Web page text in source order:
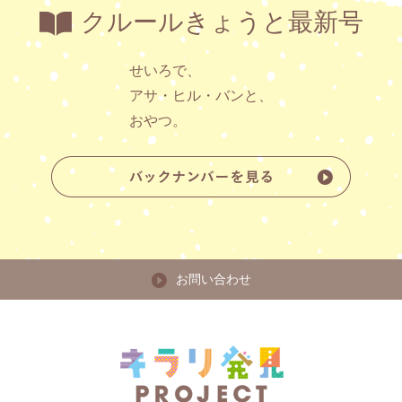
クルールきょうと最新号
せいろで、
アサ・ヒル・バンと、
おやつ。
お問い合わせ